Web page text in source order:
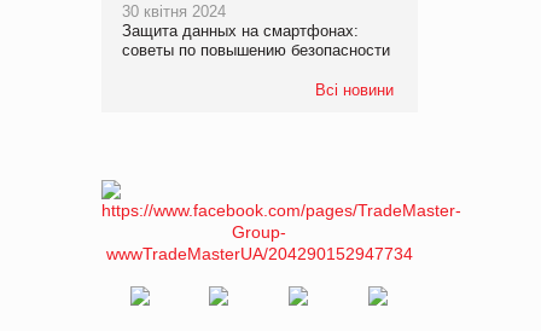
30 квітня 2024
Защита данных на смартфонах:
советы по повышению безопасности
Всі новини